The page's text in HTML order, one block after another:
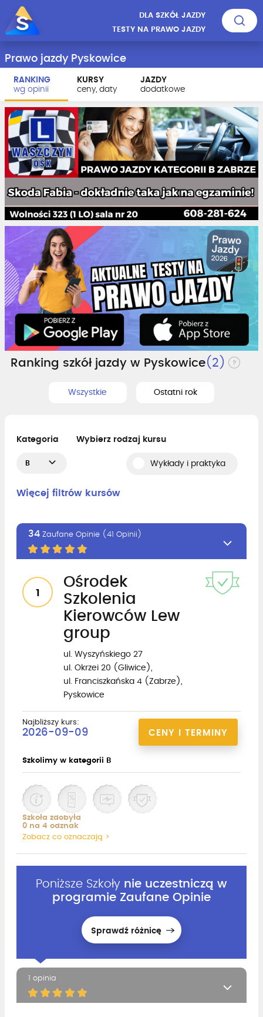
DLA SZKÓŁ JAZDY
TESTY NA PRAWO JAZDY
Prawo jazdy Pyskowice
RANKING
wg opinii
KURSY
ceny, daty
JAZDY
dodatkowe
Ranking szkół jazdy w Pyskowice(2)
Wszystkie Ostatni rok
Kategoria
B
Wybierz rodzaj kursu
Wykłady i praktyka
Więcej filtrów kursów
34 Zaufane Opinie (41 Opinii)
1
Ośrodek
Szkolenia
Kierowców Lew
group
ul. Wyszyńskiego 27
ul. Okrzei 20 (Gliwice),
ul. Franciszkańska 4 (Zabrze),
Pyskowice
CENY I TERMINY
Najbliższy kurs:
2026-09-09
Szkolimy w kategorii B
Szkoła zdobyła
0 na 4 odznak
Zobacz co oznaczają >
Poniższe Szkoły nie uczestniczą w
programie Zaufane Opinie
Sprawdź różnicę
1 opinia